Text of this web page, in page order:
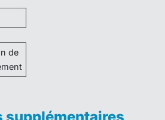
de
supplémentaires